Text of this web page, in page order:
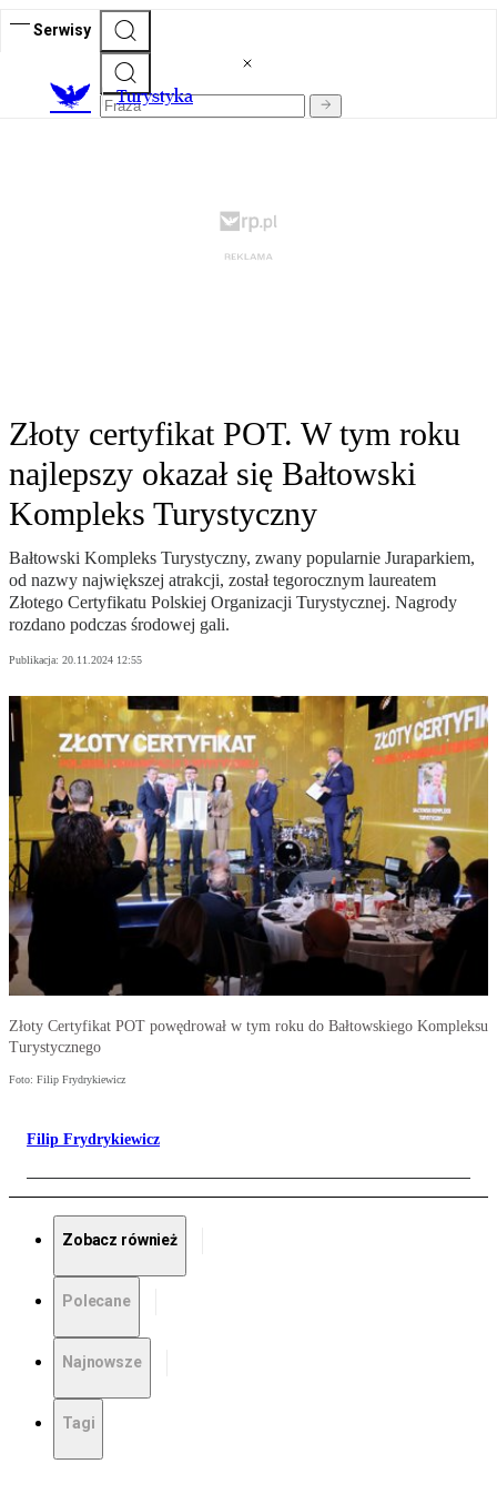
Serwisy
Turystyka
Złoty certyfikat POT. W tym roku
najlepszy okazał się Bałtowski
Kompleks Turystyczny
Bałtowski Kompleks Turystyczny, zwany popularnie Juraparkiem,
od nazwy największej atrakcji, został tegorocznym laureatem
Złotego Certyfikatu Polskiej Organizacji Turystycznej. Nagrody
rozdano podczas środowej gali.
Publikacja: 20.11.2024 12:55
Złoty Certyfikat POT powędrował w tym roku do Bałtowskiego Kompleksu
Turystycznego
Foto: Filip Frydrykiewicz
Filip Frydrykiewicz
Zobacz również
Polecane
Najnowsze
Tagi